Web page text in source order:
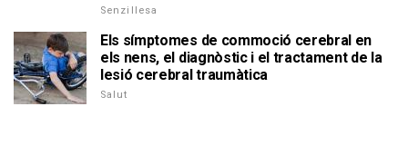
Senzillesa
Els símptomes de commoció cerebral en
els nens, el diagnòstic i el tractament de la
lesió cerebral traumàtica
Salut